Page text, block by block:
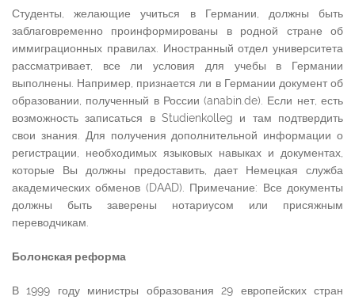
Студенты, желающие учиться в Германии, должны быть
заблаговременно проинформированы в родной стране об
иммиграционных правилах. Иностранный отдел университета
рассматривает, все ли условия для учебы в Германии
выполнены. Например, признается ли в Германии документ об
образовании, полученный в России (anabin.de). Если нет, есть
возможность записаться в Studienkolleg и там подтвердить
свои знания. Для получения дополнительной информации о
регистрации, необходимых языковых навыках и документах,
которые Вы должны предоставить, дает Немецкая служба
академических обменов (DAAD). Примечание: Все документы
должны быть заверены нотариусом или присяжным
переводчикам.
Болонская реформа
В 1999 году министры образования 29 европейских стран